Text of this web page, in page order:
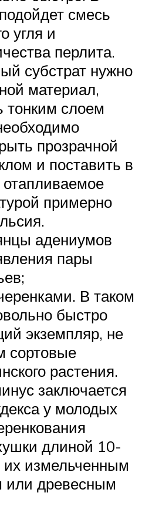
смесь
угля и
перлита.
субстрат нужно
материал,
тонким слоем
прозрачной
и поставить в
примерно
адениумов
пары
В таком
быстро
экземпляр, не
сортовые
растения.
заключается
у молодых
длиной 10-
измельченным
или древесным